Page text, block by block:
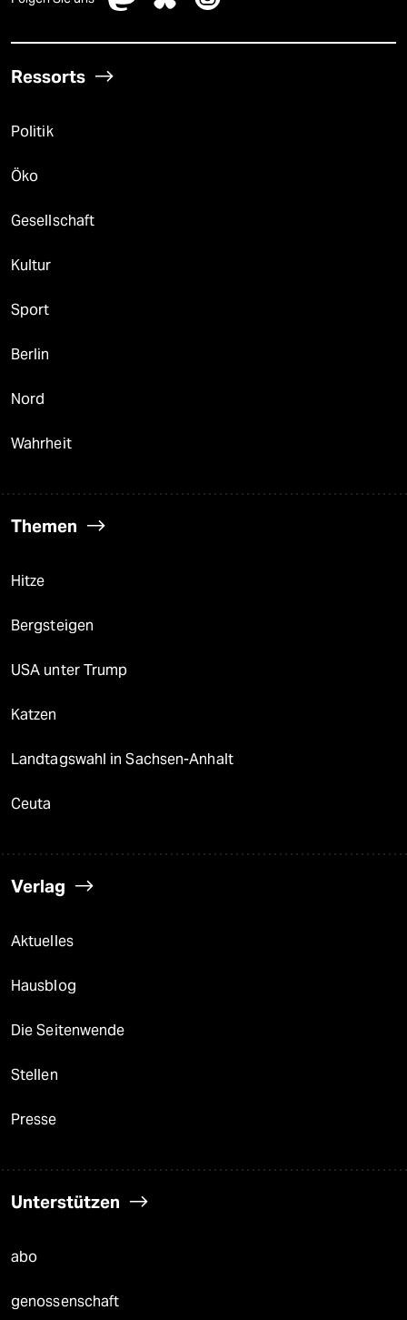
Ressorts
Politik
Öko
Gesellschaft
Kultur
Sport
Berlin
Nord
Wahrheit
Themen
Hitze
Bergsteigen
USA unter Trump
Katzen
Landtagswahl in Sachsen-Anhalt
Ceuta
Verlag
Aktuelles
Hausblog
Die Seitenwende
Stellen
Presse
Unterstützen
abo
genossenschaft